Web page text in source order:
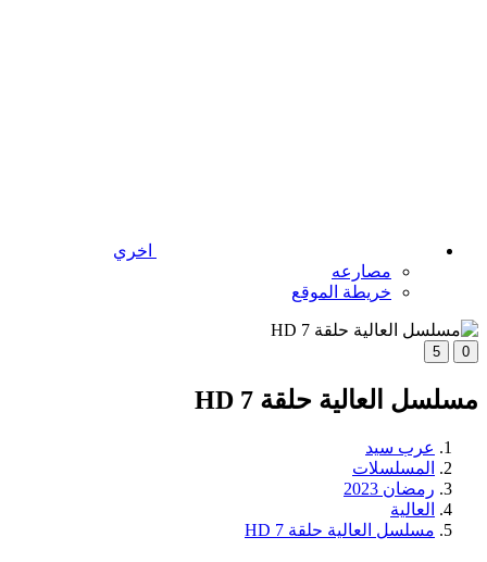
اخري
مصارعه
خريطة الموقع
0
5
مسلسل العالية حلقة 7 HD
عرب سيد
المسلسلات
رمضان 2023
العالية
مسلسل العالية حلقة 7 HD